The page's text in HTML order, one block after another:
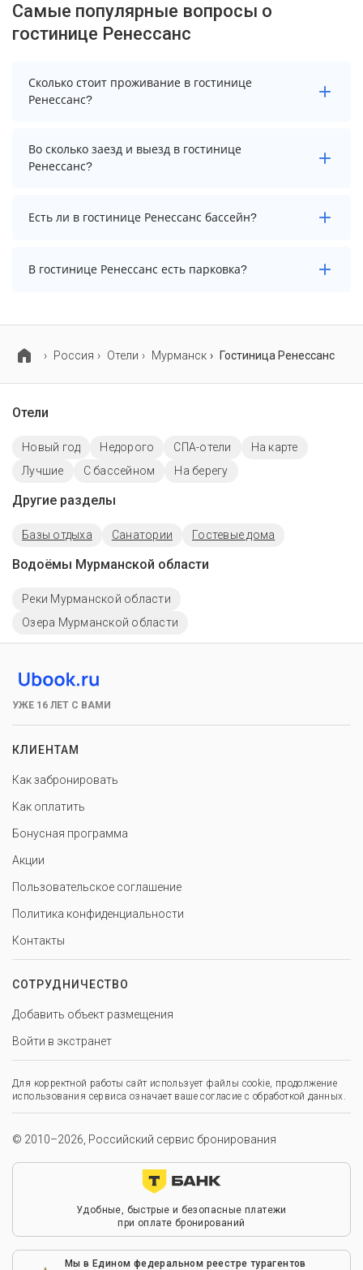
Самые популярные вопросы о
гостинице Ренессанс
Сколько стоит проживание в гостинице
Ренессанс?
Стоимость проживания в гостинице Ренессанс
начинается от 6600 рублей. Чтобы увидеть
Во сколько заезд и выезд в гостинице
Ренессанс?
Заезд возможен после 14:00, а выезд необходимо
осуществить до 12:00.
Есть ли в гостинице Ренессанс бассейн?
В гостинице Ренессанс нет бассейна.
В гостинице Ренессанс есть парковка?
Россия Отели Мурманск Гостиница Ренессанс
Отели
Новый год Недорого СПА-отели
На карте
Лучшие
C бассейном На берегу
Другие разделы
Базы отдыха Санатории Гостевые дома
Водоёмы Мурманской области
Реки Мурманской области
Озера Мурманской области
УЖЕ 16 ЛЕТ С ВАМИ
КЛИЕНТАМ
Как забронировать
Как оплатить
Бонусная программа
Акции
Пользовательское соглашение
Политика конфиденциальности
Контакты
СОТРУДНИЧЕСТВО
Добавить объект размещения
Войти в экстранет
Для корректной работы сайт использует файлы cookie, продолжение
использования сервиса означает ваше согласие с обработкой данных.
© 2010–2026, Российский сервис бронирования
Удобные, быстрые и безопасные платежи
при оплате бронирований
Мы в Едином федеральном реестре турагентов